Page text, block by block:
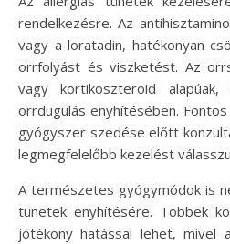
rendelkezésre. Az
vagy a loratadin, hatékonyan
orrfolyást és viszketést. Az
vagy kortikoszteroid
orrdugulás enyhítésében.
gyógyszer szedése előtt
legmegfelelőbb kezelést
A természetes gyógymódok is
tünetek enyhítésére. Többek
jótékony hatással lehet, mivel